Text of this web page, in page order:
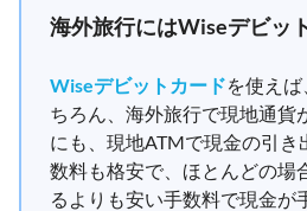
海外旅行にはWiseデビッ
Wiseデビットカードを使え
ちろん、海外旅行で現地通貨
にも、現地ATMで現金の引き
数料も格安で、ほとんどの場
るよりも安い手数料で現金が